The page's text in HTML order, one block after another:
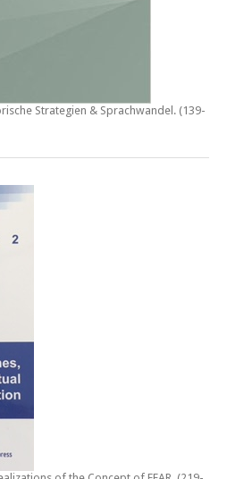
Strategien & Sprachwandel . (139-